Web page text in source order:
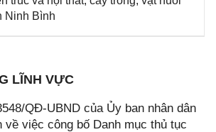
Ninh Bình
LĨNH VỰC
QĐ-UBND của Ủy ban nhân dân
về việc công bố Danh mục thủ tục